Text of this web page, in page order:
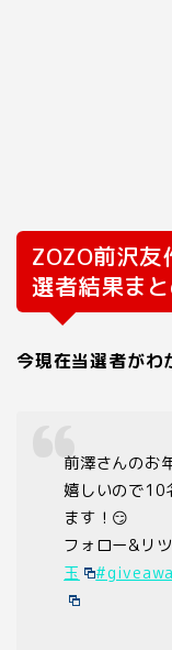
ZOZO前沢友
選者結果ま
今現在当選者がわ
前澤さんのお
嬉しいので10
ます！😏
フォロー&リ
玉